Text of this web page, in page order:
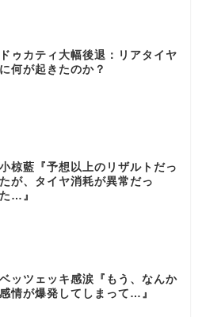
ドゥカティ大幅後退：リアタイヤ
に何が起きたのか？
小椋藍『予想以上のリザルトだっ
たが、タイヤ消耗が異常だっ
た…』
ベッツェッキ感涙『もう、なんか
感情が爆発してしまって…』